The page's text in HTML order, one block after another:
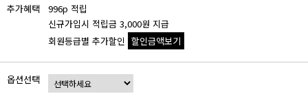
추가혜택
996p 적립
신규가입시 적립금 3,000원 지급
회원등급별 추가할인 할인금액보기
회원등급 할인가
비회원
옵션선택